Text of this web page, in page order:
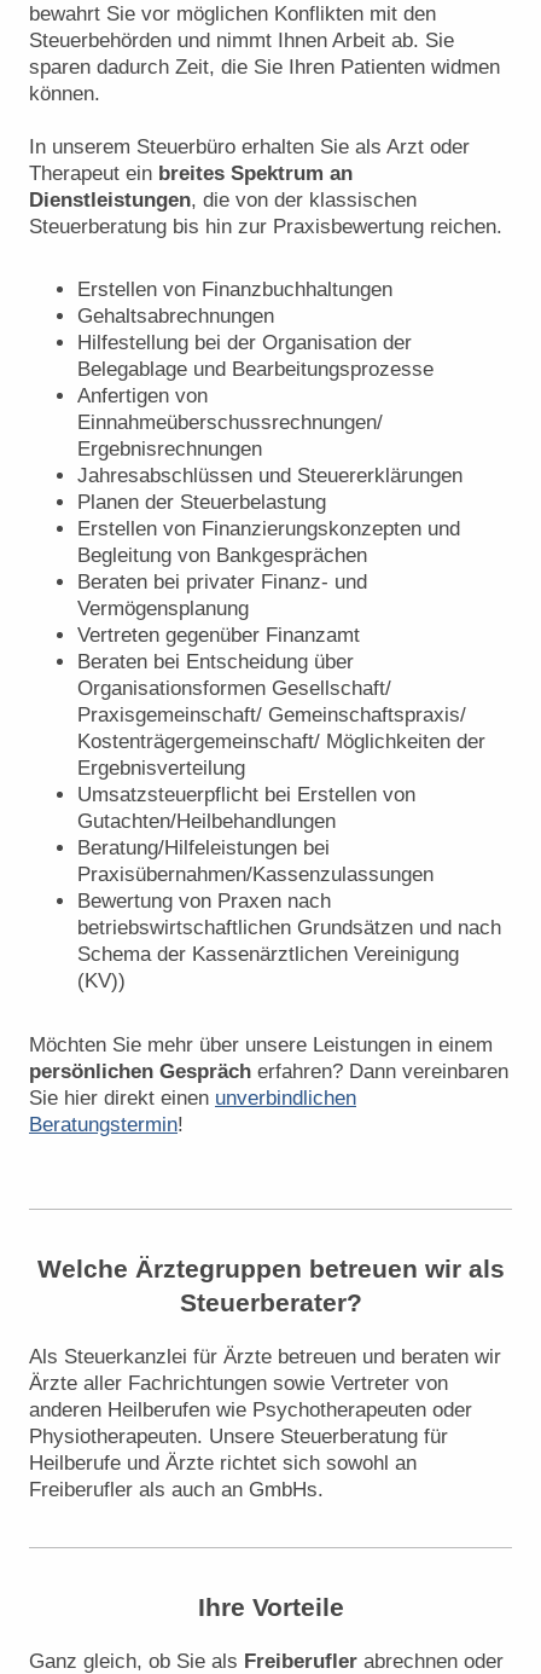
bewahrt Sie vor möglichen Konflikten mit den
Steuerbehörden und nimmt Ihnen Arbeit ab. Sie
sparen dadurch Zeit, die Sie Ihren Patienten widmen
können.
In unserem Steuerbüro erhalten Sie als Arzt oder
Therapeut ein breites Spektrum an
Dienstleistungen, die von der klassischen
Steuerberatung bis hin zur Praxisbewertung reichen.
Erstellen von Finanzbuchhaltungen
Gehaltsabrechnungen
Hilfestellung bei der Organisation der
Belegablage und Bearbeitungsprozesse
Anfertigen von
Einnahmeüberschussrechnungen/
Ergebnisrechnungen
Jahresabschlüssen und Steuererklärungen
Planen der Steuerbelastung
Erstellen von Finanzierungskonzepten und
Begleitung von Bankgesprächen
Beraten bei privater Finanz- und
Vermögensplanung
Vertreten gegenüber Finanzamt
Beraten bei Entscheidung über
Organisationsformen Gesellschaft/
Praxisgemeinschaft/ Gemeinschaftspraxis/
Kostenträgergemeinschaft/ Möglichkeiten der
Ergebnisverteilung
Umsatzsteuerpflicht bei Erstellen von
Gutachten/Heilbehandlungen
Beratung/Hilfeleistungen bei
Praxisübernahmen/Kassenzulassungen
Bewertung von Praxen nach
betriebswirtschaftlichen Grundsätzen und nach
Schema der Kassenärztlichen Vereinigung
(KV))
Möchten Sie mehr über unsere Leistungen in einem
persönlichen Gespräch erfahren? Dann vereinbaren
Sie hier direkt einen unverbindlichen
Beratungstermin!
Welche Ärztegruppen betreuen wir als
Steuerberater?
Als Steuerkanzlei für Ärzte betreuen und beraten wir
Ärzte aller Fachrichtungen sowie Vertreter von
anderen Heilberufen wie Psychotherapeuten oder
Physiotherapeuten. Unsere Steuerberatung für
Heilberufe und Ärzte richtet sich sowohl an
Freiberufler als auch an GmbHs.
Ihre Vorteile
Ganz gleich, ob Sie als Freiberufler abrechnen oder